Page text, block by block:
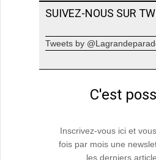
SUIVEZ-NOUS SUR
Tweets by
C'est
Inscrivez-vous ici et
fois par mois une
les derniers